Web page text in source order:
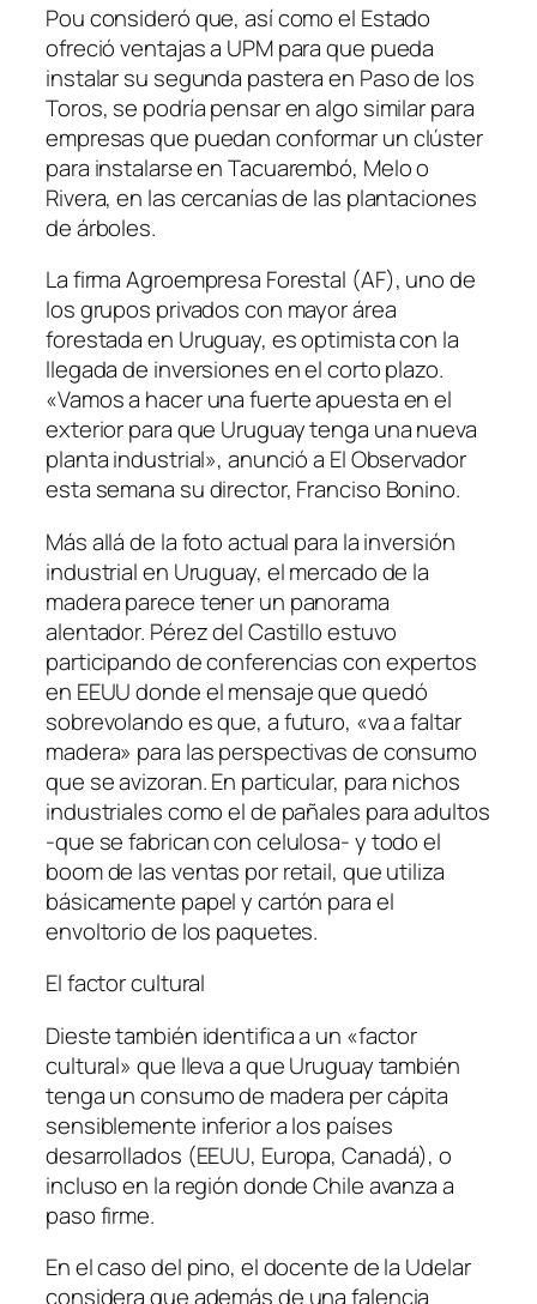
Pou consideró que, así como el Estado
ofreció ventajas a UPM para que pueda
instalar su segunda pastera en Paso de los
Toros, se podría pensar en algo similar para
empresas que puedan conformar un clúster
para instalarse en Tacuarembó, Melo o
Rivera, en las cercanías de las plantaciones
de árboles.
La firma Agroempresa Forestal (AF), uno de
los grupos privados con mayor área
forestada en Uruguay, es optimista con la
llegada de inversiones en el corto plazo.
«Vamos a hacer una fuerte apuesta en el
exterior para que Uruguay tenga una nueva
planta industrial», anunció a El Observador
esta semana su director, Franciso Bonino.
Más allá de la foto actual para la inversión
industrial en Uruguay, el mercado de la
madera parece tener un panorama
alentador. Pérez del Castillo estuvo
participando de conferencias con expertos
en EEUU donde el mensaje que quedó
sobrevolando es que, a futuro, «va a faltar
madera» para las perspectivas de consumo
que se avizoran. En particular, para nichos
industriales como el de pañales para adultos
-que se fabrican con celulosa- y todo el
boom de las ventas por retail, que utiliza
básicamente papel y cartón para el
envoltorio de los paquetes.
El factor cultural
Dieste también identifica a un «factor
cultural» que lleva a que Uruguay también
tenga un consumo de madera per cápita
sensiblemente inferior a los países
desarrollados (EEUU, Europa, Canadá), o
incluso en la región donde Chile avanza a
paso firme.
En el caso del pino, el docente de la Udelar
considera que además de una falencia